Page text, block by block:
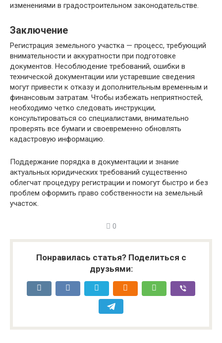
изменениями в градостроительном законодательстве.
Заключение
Регистрация земельного участка — процесс, требующий
внимательности и аккуратности при подготовке
документов. Несоблюдение требований, ошибки в
технической документации или устаревшие сведения
могут привести к отказу и дополнительным временным и
финансовым затратам. Чтобы избежать неприятностей,
необходимо четко следовать инструкции,
консультироваться со специалистами, внимательно
проверять все бумаги и своевременно обновлять
кадастровую информацию.
Поддержание порядка в документации и знание
актуальных юридических требований существенно
облегчат процедуру регистрации и помогут быстро и без
проблем оформить право собственности на земельный
участок.
0
Понравилась статья? Поделиться с
друзьями: